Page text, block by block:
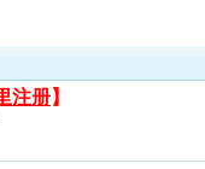
注册】